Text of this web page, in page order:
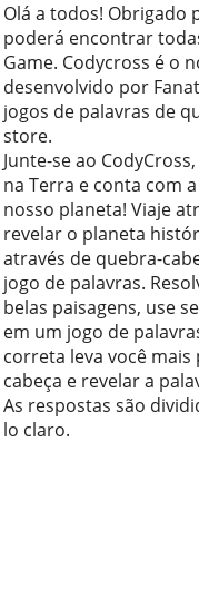
Olá a todos! Obrigado
poderá encontrar
Game. Codycross é o
desenvolvido por
jogos de palavras de
store.
Junte-se ao
na Terra e conta com
nosso planeta! Viaje
revelar o planeta
através de quebra-
jogo de palavras.
belas paisagens, use
em um jogo de
correta leva você
cabeça e revelar a
As respostas são
lo claro.